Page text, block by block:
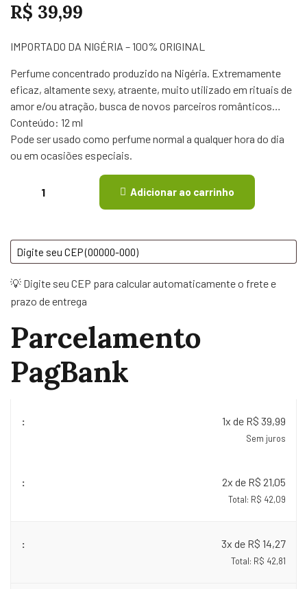
R$ 39,99
IMPORTADO DA NIGÉRIA – 100% ORIGINAL
Perfume concentrado produzido na Nigéria. Extremamente
eficaz, altamente sexy, atraente, muito utilizado em rituais de
amor e/ou atração, busca de novos parceiros românticos…
Conteúdo: 12 ml
Pode ser usado como perfume normal a qualquer hora do dia
ou em ocasiões especiais.
Adicionar ao carrinho
💡 Digite seu CEP para calcular automaticamente o frete e
prazo de entrega
Parcelamento
PagBank
1x de R$ 39,99
Sem juros
2x de R$ 21,05
Total: R$ 42,09
3x de R$ 14,27
Total: R$ 42,81